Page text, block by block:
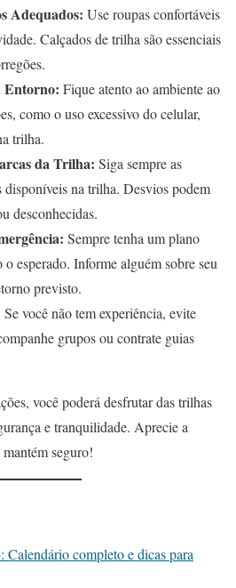
Adequados: Use roupas confortáveis
Calçados de trilha são essenciais
Entorno: Fique atento ao ambiente ao
como o uso excessivo do celular,
trilha.
da Trilha: Siga sempre as
disponíveis na trilha. Desvios podem
desconhecidas.
Sempre tenha um plano
esperado. Informe alguém sobre seu
previsto.
Se você não tem experiência, evite
grupos ou contrate guias
você poderá desfrutar das trilhas
e tranquilidade. Aprecie a
seguro!
Calendário completo e dicas para